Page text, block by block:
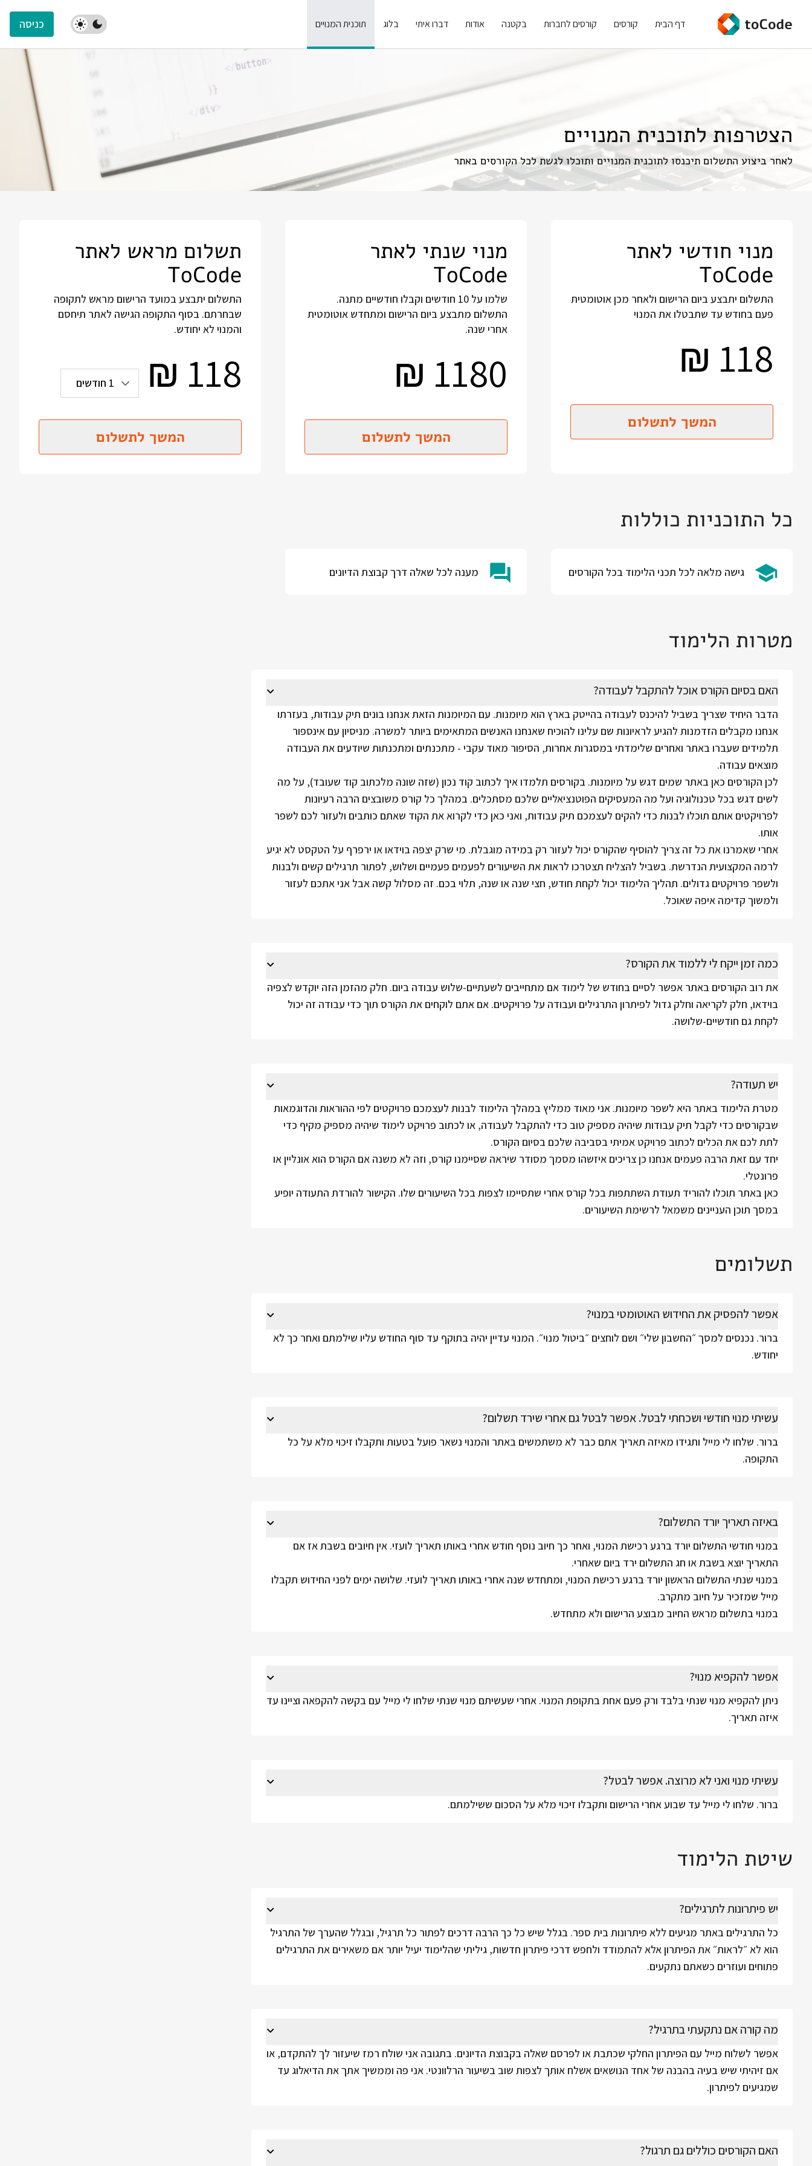
דף הבית קורסים קורסים לחברות בקטנה אודות דברו איתי בלוג תוכנית המנויים כניסה
הצטרפות לתוכנית המנויים
לאחר ביצוע התשלום תיכנסו לתוכנית המנויים ותוכלו לגשת לכל הקורסים באתר
מנוי חודשי לאתר
ToCode
התשלום יתבצע ביום הרישום ולאחר מכן אוטומטית
פעם בחודש עד שתבטלו את המנוי
118
₪
המשך לתשלום
מנוי שנתי לאתר
ToCode
שלמו על 10 חודשים וקבלו חודשיים מתנה.
התשלום מתבצע ביום הרישום ומתחדש אוטומטית
אחרי שנה.
1180
₪
המשך לתשלום
תשלום מראש לאתר
ToCode
התשלום יתבצע במועד הרישום מראש לתקופה
שבחרתם. בסוף התקופה הגישה לאתר תיחסם
והמנוי לא יחודש.
118
₪
המשך לתשלום
כל התוכניות כוללות
גישה מלאה לכל תכני הלימוד בכל הקורסים מענה לכל שאלה דרך קבוצת הדיונים
מטרות הלימוד
האם בסיום הקורס אוכל להתקבל לעבודה?
הדבר היחיד שצריך בשביל להיכנס לעבודה בהייטק בארץ הוא מיומנות. עם המיומנות הזאת אנחנו בונים תיק עבודות, בעזרתו
אנחנו מקבלים הזדמנות להגיע לראיונות שם עלינו להוכיח שאנחנו האנשים המתאימים ביותר למשרה. מניסיון עם אינספור
תלמידים שעברו באתר ואחרים שלימדתי במסגרות אחרות, הסיפור מאוד עקבי - מתכנתים ומתכנתות שיודעים את העבודה
מוצאים עבודה.
לכן הקורסים כאן באתר שמים דגש על מיומנות. בקורסים תלמדו איך לכתוב קוד נכון (שזה שונה מלכתוב קוד שעובד), על מה
לשים דגש בכל טכנולוגיה ועל מה המעסיקים הפוטנציאליים שלכם מסתכלים. במהלך כל קורס משובצים הרבה רעיונות
לפרויקטים אותם תוכלו לבנות כדי להקים לעצמכם תיק עבודות, ואני כאן כדי לקרוא את הקוד שאתם כותבים ולעזור לכם לשפר
אותו.
אחרי שאמרנו את כל זה צריך להוסיף שהקורס יכול לעזור רק במידה מוגבלת. מי שרק יצפה בוידאו או ירפרף על הטקסט לא יגיע
לרמה המקצועית הנדרשת. בשביל להצליח תצטרכו לראות את השיעורים לפעמים פעמיים ושלוש, לפתור תרגילים קשים ולבנות
ולשפר פרויקטים גדולים. תהליך הלימוד יכול לקחת חודש, חצי שנה או שנה, תלוי בכם. זה מסלול קשה אבל אני אתכם לעזור
ולמשוך קדימה איפה שאוכל.
כמה זמן ייקח לי ללמוד את הקורס?
את רוב הקורסים באתר אפשר לסיים בחודש של לימוד אם מתחייבים לשעתיים-שלוש עבודה ביום. חלק מהזמן הזה יוקדש לצפיה
בוידאו, חלק לקריאה וחלק גדול לפיתרון התרגילים ועבודה על פרויקטים. אם אתם לוקחים את הקורס תוך כדי עבודה זה יכול
לקחת גם חודשיים-שלושה.
יש תעודה?
מטרת הלימוד באתר היא לשפר מיומנות. אני מאוד ממליץ במהלך הלימוד לבנות לעצמכם פרויקטים לפי ההוראות והדוגמאות
שבקורסים כדי לקבל תיק עבודות שיהיה מספיק טוב כדי להתקבל לעבודה, או לכתוב פרויקט לימוד שיהיה מספיק מקיף כדי
לתת לכם את הכלים לכתוב פרויקט אמיתי בסביבה שלכם בסיום הקורס.
יחד עם זאת הרבה פעמים אנחנו כן צריכים איזשהו מסמך מסודר שיראה שסיימנו קורס, וזה לא משנה אם הקורס הוא אונליין או
פרונטלי.
כאן באתר תוכלו להוריד תעודת השתתפות בכל קורס אחרי שתסיימו לצפות בכל השיעורים שלו. הקישור להורדת התעודה יופיע
במסך תוכן העניינים משמאל לרשימת השיעורים.
תשלומים
אפשר להפסיק את החידוש האוטומטי במנוי?
ברור. נכנסים למסך ״החשבון שלי״ ושם לוחצים ״ביטול מנוי״. המנוי עדיין יהיה בתוקף עד סוף החודש עליו שילמתם ואחר כך לא
יחודש.
עשיתי מנוי חודשי ושכחתי לבטל. אפשר לבטל גם אחרי שירד תשלום?
ברור. שלחו לי מייל ותגידו מאיזה תאריך אתם כבר לא משתמשים באתר והמנוי נשאר פועל בטעות ותקבלו זיכוי מלא על כל
התקופה.
באיזה תאריך יורד התשלום?
במנוי חודשי התשלום יורד ברגע רכישת המנוי, ואחר כך חיוב נוסף חודש אחרי באותו תאריך לועזי. אין חיובים בשבת אז אם
התאריך יוצא בשבת או חג התשלום ירד ביום שאחרי.
במנוי שנתי התשלום הראשון יורד ברגע רכישת המנוי, ומתחדש שנה אחרי באותו תאריך לועזי. שלושה ימים לפני החידוש תקבלו
מייל שמזכיר על חיוב מתקרב.
במנוי בתשלום מראש החיוב מבוצע הרישום ולא מתחדש.
אפשר להקפיא מנוי?
ניתן להקפיא מנוי שנתי בלבד ורק פעם אחת בתקופת המנוי. אחרי שעשיתם מנוי שנתי שלחו לי מייל עם בקשה להקפאה וציינו עד
איזה תאריך.
עשיתי מנוי ואני לא מרוצה. אפשר לבטל?
ברור. שלחו לי מייל עד שבוע אחרי הרישום ותקבלו זיכוי מלא על הסכום ששילמתם.
שיטת הלימוד
יש פיתרונות לתרגילים?
כל התרגילים באתר מגיעים ללא פיתרונות בית ספר. בגלל שיש כל כך הרבה דרכים לפתור כל תרגיל, ובגלל שהערך של התרגיל
הוא לא ״לראות״ את הפיתרון אלא להתמודד ולחפש דרכי פיתרון חדשות, גיליתי שהלימוד יעיל יותר אם משאירים את התרגילים
פתוחים ועוזרים כשאתם נתקעים.
מה קורה אם נתקעתי בתרגיל?
אפשר לשלוח מייל עם הפיתרון החלקי שכתבת או לפרסם שאלה בקבוצת הדיונים. בתגובה אני שולח רמז שיעזור לך להתקדם, או
אם זיהיתי שיש בעיה בהבנה של אחד הנושאים אשלח אותך לצפות שוב בשיעור הרלוונטי. אני פה וממשיך אתך את הדיאלוג עד
שמגיעים לפיתרון.
האם הקורסים כוללים גם תרגול?